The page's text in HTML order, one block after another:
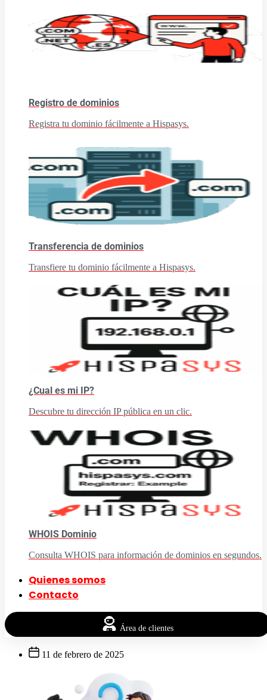
Registro de dominios
Registra tu dominio fácilmente a Hispasys.
Transferencia de dominios
Transfiere tu dominio fácilmente a Hispasys.
¿Cual es mi IP?
Descubre tu dirección IP pública en un clic.
WHOIS Dominio
Consulta WHOIS para información de dominios en segundos.
Quienes somos
Contacto
Área de clientes
11 de febrero de 2025